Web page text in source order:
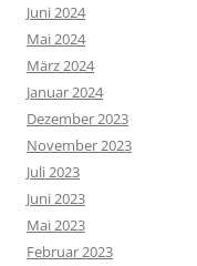
Juni 2024
Mai 2024
März 2024
Januar 2024
Dezember 2023
November 2023
Juli 2023
Juni 2023
Mai 2023
Februar 2023